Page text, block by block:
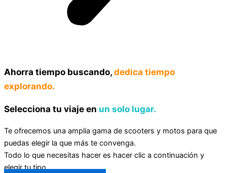
Ahorra tiempo buscando,dedica tiempo
explorando.
Selecciona tu viaje en un solo lugar.
Te ofrecemos una amplia gama de scooters y motos para que
puedas elegir la que más te convenga.
Todo lo que necesitas hacer es hacer clic a continuación y
elegir tu tipo.